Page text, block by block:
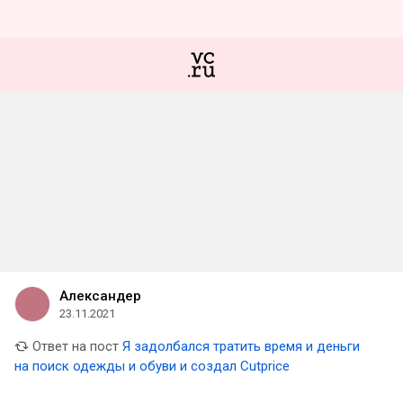
Александер
23.11.2021
Ответ на пост Я задолбался тратить время и деньги
на поиск одежды и обуви и создал Cutprice